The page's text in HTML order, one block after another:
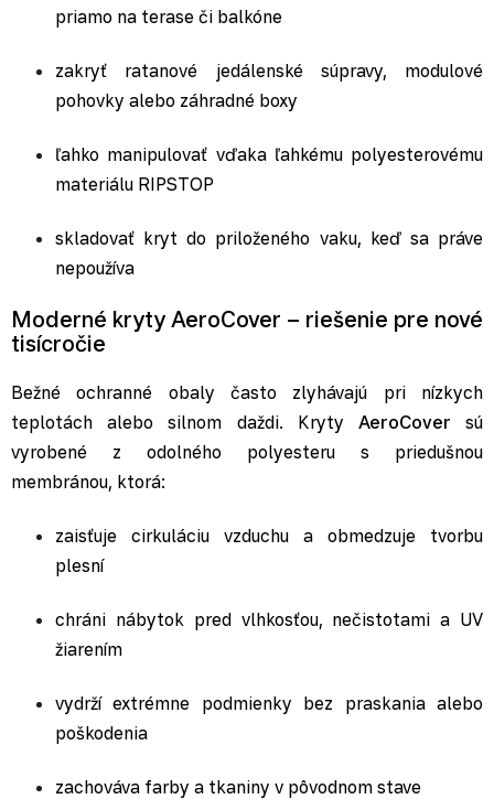
priamo na terase či balkóne
zakryť ratanové jedálenské súpravy, modulové
pohovky alebo záhradné boxy
ľahko manipulovať vďaka ľahkému polyesterovému
materiálu RIPSTOP
skladovať kryt do priloženého vaku, keď sa práve
nepoužíva
Moderné kryty AeroCover – riešenie pre nové
tisícročie
Bežné ochranné obaly často zlyhávajú pri nízkych
teplotách alebo silnom daždi. Kryty AeroCover sú
vyrobené z odolného polyesteru s priedušnou
membránou, ktorá:
zaisťuje cirkuláciu vzduchu a obmedzuje tvorbu
plesní
chráni nábytok pred vlhkosťou, nečistotami a UV
žiarením
vydrží extrémne podmienky bez praskania alebo
poškodenia
zachováva farby a tkaniny v pôvodnom stave